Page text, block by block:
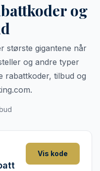
og
største gigantene når
og andre typer
rabattkoder, tilbud og
Vis kode